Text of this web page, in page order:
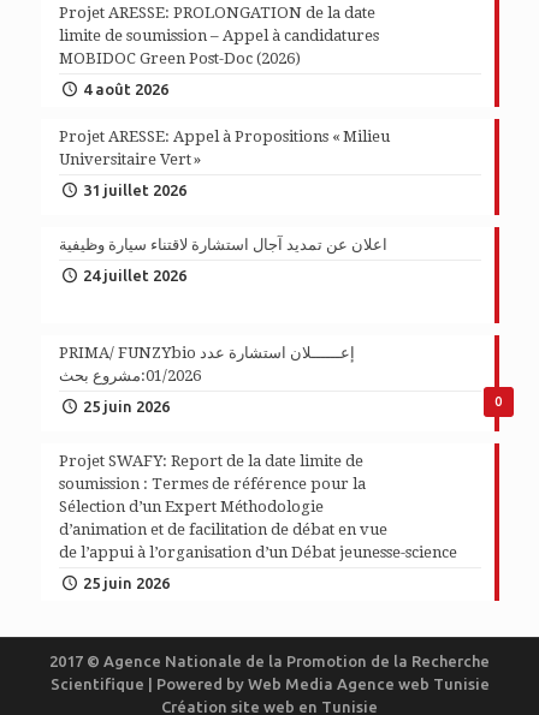
Projet ARESSE: PROLONGATION de la date
limite de soumission – Appel à candidatures
MOBIDOC Green Post-Doc (2026)
4 août 2026
Projet ARESSE: Appel à Propositions « Milieu
Universitaire Vert »
31 juillet 2026
اعلان عن تمديد آجال استشارة لاقتناء سيارة وظيفية
24 juillet 2026
0
PRIMA/ FUNZYbio إعــــــلان استشارة عدد
01/2026:مشروع بحث
25 juin 2026
Projet SWAFY: Report de la date limite de
soumission : Termes de référence pour la
Sélection d’un Expert Méthodologie
d’animation et de facilitation de débat en vue
de l’appui à l’organisation d’un Débat jeunesse-science
25 juin 2026
2017 © Agence Nationale de la Promotion de la Recherche
Scientifique | Powered by Web Media Agence web Tunisie
Création site web en Tunisie